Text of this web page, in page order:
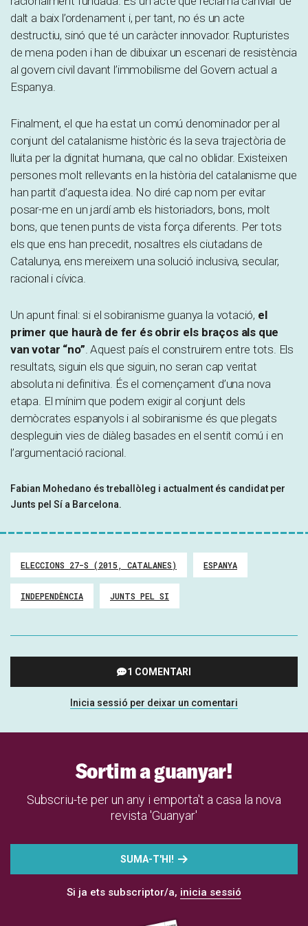
dalt a baix l’ordenament i, per tant, no és un acte
destructiu, sinó que té un caràcter innovador. Rupturistes
de mena poden i han de dibuixar un escenari de resistència
al govern civil davant l’immobilisme del Govern actual a
Espanya.
Finalment, el que ha estat un comú denominador per al
conjunt del catalanisme històric és la seva trajectòria de
lluita per la dignitat humana, que cal no oblidar. Existeixen
persones molt rellevants en la història del catalanisme que
han partit d’aquesta idea. No diré cap nom per evitar
posar-me en un jardí amb els historiadors, bons, molt
bons, que tenen punts de vista força diferents. Per tots
els que ens han precedit, nosaltres els ciutadans de
Catalunya, ens mereixem una solució inclusiva, secular,
racional i cívica.
Un apunt final: si el sobiranisme guanya la votació, el
primer que haurà de fer és obrir els braços als que
van votar “no”. Aquest país el construirem entre tots. Els
resultats, siguin els que siguin, no seran cap veritat
absoluta ni definitiva. És el començament d’una nova
etapa. El mínim que podem exigir al conjunt dels
demòcrates espanyols i al sobiranisme és que plegats
despleguin vies de diàleg basades en el sentit comú i en
l’argumentació racional.
Fabian Mohedano és treballòleg i actualment és candidat per
Junts pel Sí a Barcelona.
ELECCIONS 27-S (2015, CATALANES) ESPANYA
INDEPENDÈNCIA JUNTS PEL SI
1 COMENTARI
Inicia sessió per deixar un comentari
Sortim a guanyar!
Subscriu-te per un any i emporta't a casa la nova
revista 'Guanyar'
SUMA-T'HI!
Si ja ets subscriptor/a, inicia sessió